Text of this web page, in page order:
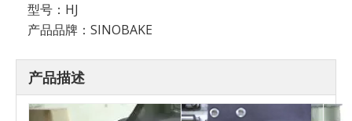
型号： HJ
产品品牌： SINOBAKE
产品描述